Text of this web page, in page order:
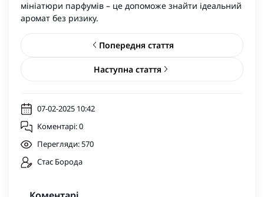
мініатюри парфумів – це допоможе знайти ідеальний
аромат без ризику.
Попередня стаття
Наступна стаття
07-02-2025 10:42
Коментарі: 0
Перегляди: 570
Стас Борода